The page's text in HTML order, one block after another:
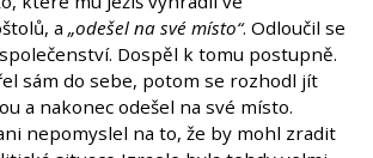
a „odešel na své místo“. Odloučil se
Dospěl k tomu postupně.
sám do sebe, potom se rozhodl jít
a nakonec odešel na své místo.
nepomyslel na to, že by mohl zradit